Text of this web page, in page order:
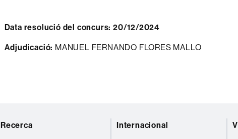
Data resolució del concurs: 20/12/2024
Adjudicació: MANUEL FERNANDO FLORES MALLO
Recerca Internacional